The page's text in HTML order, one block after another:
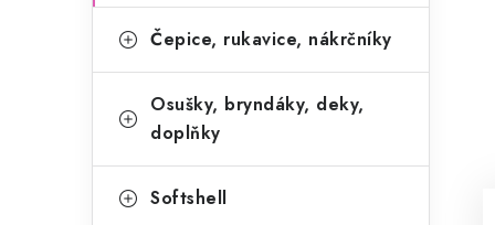
Čepice, rukavice, nákrčníky
Osušky, bryndáky, deky,
doplňky
Softshell